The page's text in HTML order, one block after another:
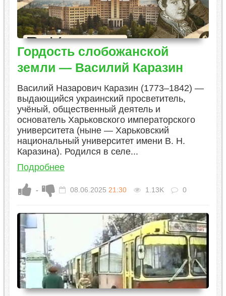
Гордость слобожанской
земли — Василий Каразин
Василий Назарович Каразин (1773–1842) —
выдающийся украинский просветитель,
учёный, общественный деятель и
основатель Харьковского императорского
университета (ныне — Харьковский
национальный университет имени В. Н.
Каразина). Родился в селе...
Подробнее
- 08.06.2025 21:30 1.13K 0